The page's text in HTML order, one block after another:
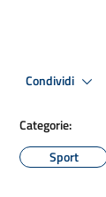
Condividi
Categorie:
Sport